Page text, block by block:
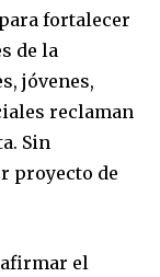
fortalecer
de la
jóvenes,
reclaman
Sin
proyecto de
el